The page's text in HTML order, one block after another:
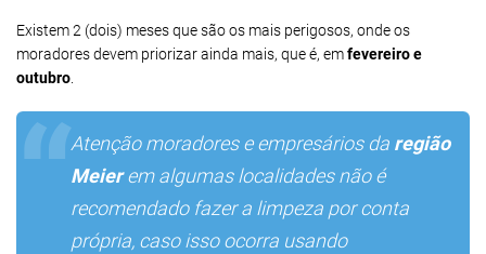
Existem 2 (dois) meses que são os mais perigosos, onde os
moradores devem priorizar ainda mais, que é, emfevereiro e
outubro
Atenção moradores e empresários da região
Meierem algumas localidades não é
recomendado fazer a limpeza por conta
própria, caso isso ocorra usando